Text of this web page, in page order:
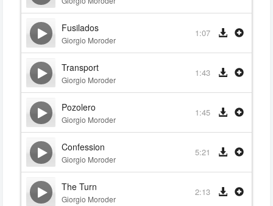
Fusilados
Giorgio Moroder
1:07
Transport
Giorgio Moroder
1:43
Pozolero
Giorgio Moroder
1:45
Confession
Giorgio Moroder
5:21
The Turn
Giorgio Moroder
2:13